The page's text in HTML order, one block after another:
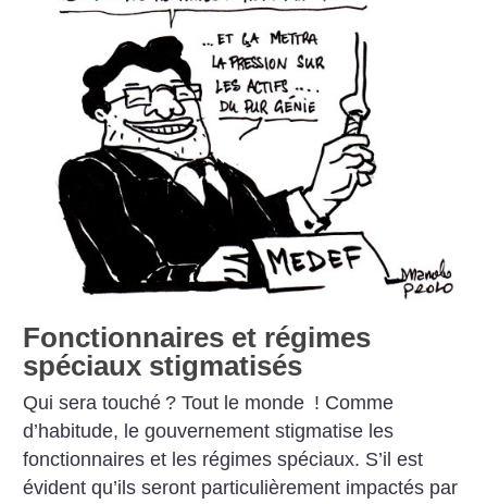
Fonctionnaires et régimes
spéciaux stigmatisés
Qui sera touché ? Tout le monde ! Comme
d’habitude, le gouvernement stigmatise les
fonctionnaires et les régimes spéciaux. S’il est
évident qu’ils seront particulièrement impactés par